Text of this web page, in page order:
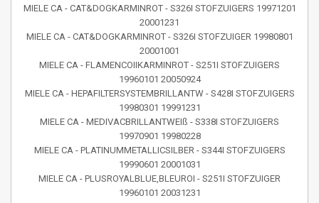
MIELE CA - CAT&DOGKARMINROT - S326I STOFZUIGERS 19971201
20001231
MIELE CA - CAT&DOGKARMINROT - S326I STOFZUIGER 19980801
20001001
MIELE CA - FLAMENCOIIKARMINROT - S251I STOFZUIGERS
19960101 20050924
MIELE CA - HEPAFILTERSYSTEMBRILLANTW - S428I STOFZUIGERS
19980301 19991231
MIELE CA - MEDIVACBRILLANTWEIß - S338I STOFZUIGERS
19970901 19980228
MIELE CA - PLATINUMMETALLICSILBER - S344I STOFZUIGERS
19990601 20001031
MIELE CA - PLUSROYALBLUE,BLEUROI - S251I STOFZUIGER
19960101 20031231